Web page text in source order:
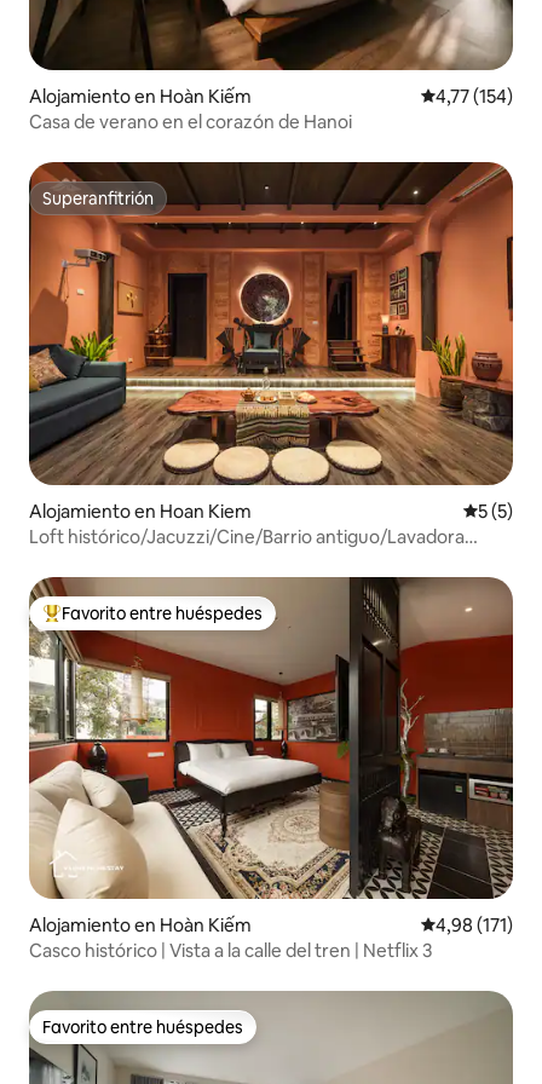
Alojamiento en Hoàn Kiếm Calificación
4,77 (154)
Casa de verano en el corazón de Hanoi
Superanfitrión
Superanfitrión
Alojamiento en Hoan Kiem
5 (5)
Loft histórico/Jacuzzi/Cine/Barrio antiguo/Lavadora
Favorito entre los huéspedes más destacados
Favorito entre huéspedes
Alojamiento en Hoàn Kiếm Calificación
4,98 (171)
Casco histórico | Vista a la calle del tren | Netflix 3
Favorito entre huéspedes
Favorito entre huéspedes